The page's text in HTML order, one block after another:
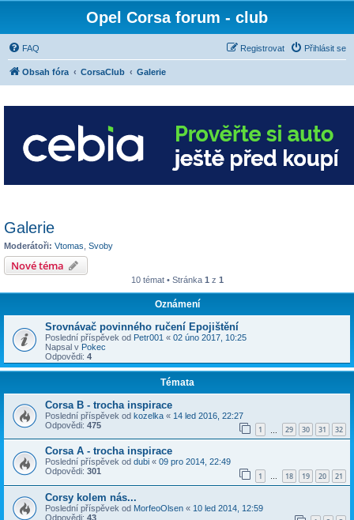
Opel Corsa forum - club
FAQ Přihlásit se
Registrovat
Obsah fóra CorsaClub Galerie
Galerie
Moderátoři: Vtomas Svoby
Nové téma
10 témat • Stránka 1 z 1
Oznámení
Srovnávač povinného ručení Epojištění
Poslední příspěvek od Petr001 « 02 úno 2017, 10:25
Napsal v Pokec
Odpovědi: 4
Témata
Corsa B - trocha inspirace
Poslední příspěvek od kozelka « 14 led 2016, 22:27
Odpovědi: 475 1 29 30 31 32
Corsa A - trocha inspirace
Poslední příspěvek od dubi « 09 pro 2014, 22:49
Odpovědi: 301 1 … 18 19 20 21
Corsy kolem nás...
Poslední příspěvek od MorfeoOlsen « 10 led 2014, 12:59
Odpovědi: 43